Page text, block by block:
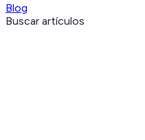
Blog
Buscar artículos